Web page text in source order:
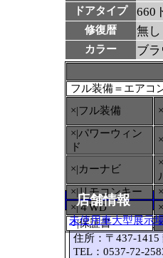
ドアタイプ 660
修復暦 無し
カラー ブ
フル装備＝エアコ
×|フル装備
×|パワーウィン
ド
×|カーナビ
×|リモコンキー
×|４WD
○|保証書
店舗情報
未使用車大型展示
住所：〒437-1415
TEL：0537-72-